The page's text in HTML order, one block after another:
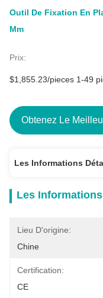
Outil De Fixation En
Mm
Prix:
$1,855.23/pieces 1-49
Obtenez Le
Les Informations
Les
Lieu D'origine:
Chine
Certification:
CE